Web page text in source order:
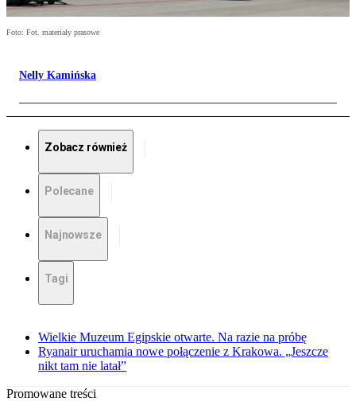
Foto: Fot. materiały prasowe
Nelly Kamińska
Zobacz również
Polecane
Najnowsze
Tagi
Wielkie Muzeum Egipskie otwarte. Na razie na próbę
Ryanair uruchamia nowe połączenie z Krakowa. „Jeszcze
nikt tam nie latał”
Promowane treści